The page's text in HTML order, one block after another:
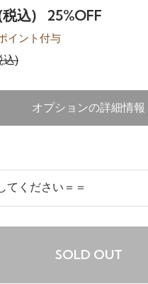
税込) 25%OFF
イント付与
込)
オプションの詳細情報
SOLD OUT